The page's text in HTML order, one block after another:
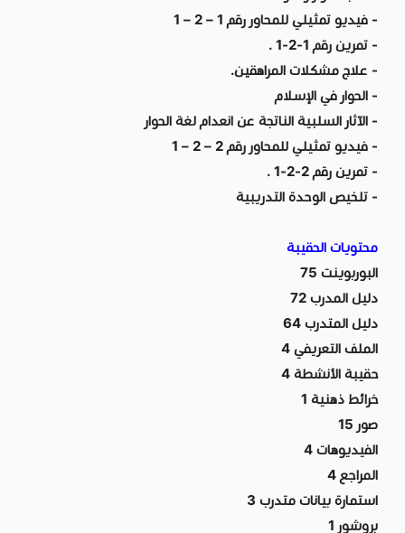
- فيديو تمثيلي للمحاور رقم 1 – 2 – 1
- تمرين رقم 1-2-1 .
- علاج مشكلات المراهقين.
- الحوار في الإسلام
- الآثار السلبية الناتجة عن انعدام لغة الحوار
- فيديو تمثيلي للمحاور رقم 2 – 2 – 1
- تمرين رقم 2-2-1 .
- تلخيص الوحدة التدريبية
محتويات الحقيبة
البوربوينت 75
دليل المدرب 72
دليل المتدرب 64
الملف التعريفي 4
حقيبة الأنشطة 4
خرائط ذهنية 1
صور 15
الفيديوهات 4
المراجع 4
استمارة بيانات متدرب 3
بروشور 1